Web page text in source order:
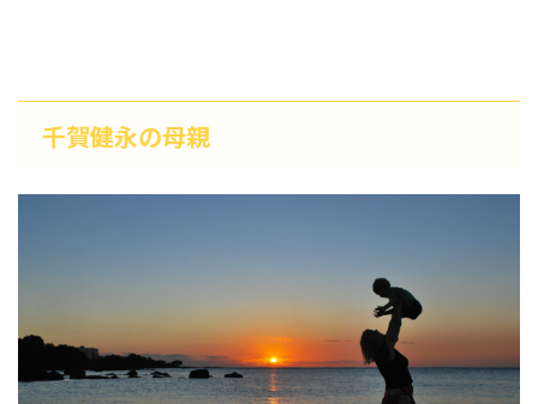
千賀健永の母親